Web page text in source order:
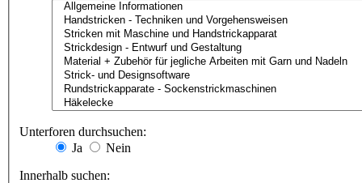
Unterforen durchsuchen:
Ja
Nein
Innerhalb suchen: